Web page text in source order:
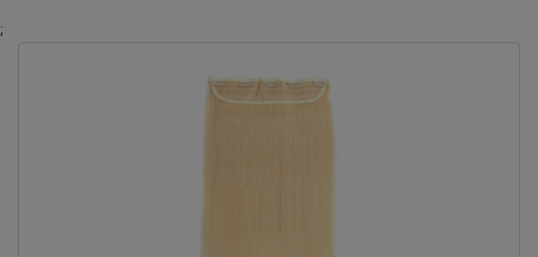
;